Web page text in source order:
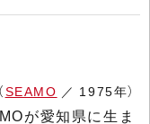
（SEAMO ／ 1975年）
が愛知県に生ま